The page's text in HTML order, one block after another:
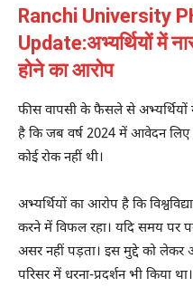
Ranchi University
Update:अभ्यर्थियों में
होने का आरोप
फीस वापसी के फैसले से अभ्यर्थियों
है कि जब वर्ष 2024 में आवेदन लिए
कोई रोक नहीं थी।
अभ्यर्थियों का आरोप है कि
करने में विफल रहा। यदि समय पर
असर नहीं पड़ता। इस मुद्दे को लेकर
परिसर में धरना-प्रदर्शन भी किया था।